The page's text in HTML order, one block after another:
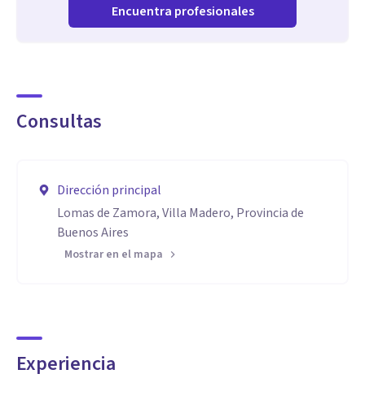
Encuentra profesionales
Consultas
Dirección principal
Lomas de Zamora, Villa Madero, Provincia de
Buenos Aires
Mostrar en el mapa
Experiencia